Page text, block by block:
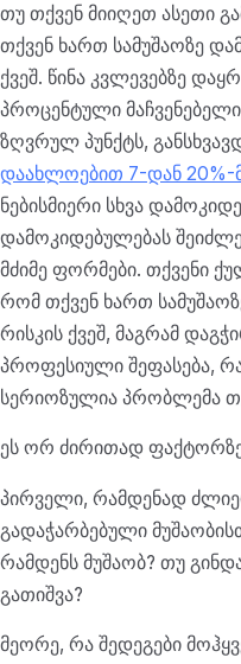
თუ თქვენ მიიღეთ ასეთი
თქვენ ხართ სამუშაოზე
ქვეშ. წინა კვლევებზე
პროცენტული
ზღვრულ პუნქტს,
დაახლოებით 7-დან 20%-
ნებისმიერი სხვა
დამოკიდებულებას
მძიმე ფორმები. თქვენი
რომ თქვენ ხართ
რისკის ქვეშ, მაგრამ
პროფესიული შეფასება,
სერიოზულია პრობლემა
ეს ორ ძირითად
პირველი, რამდენად
გადაჭარბებული
რამდენს მუშაობ? თუ
გათიშვა?
მეორე, რა შედეგები